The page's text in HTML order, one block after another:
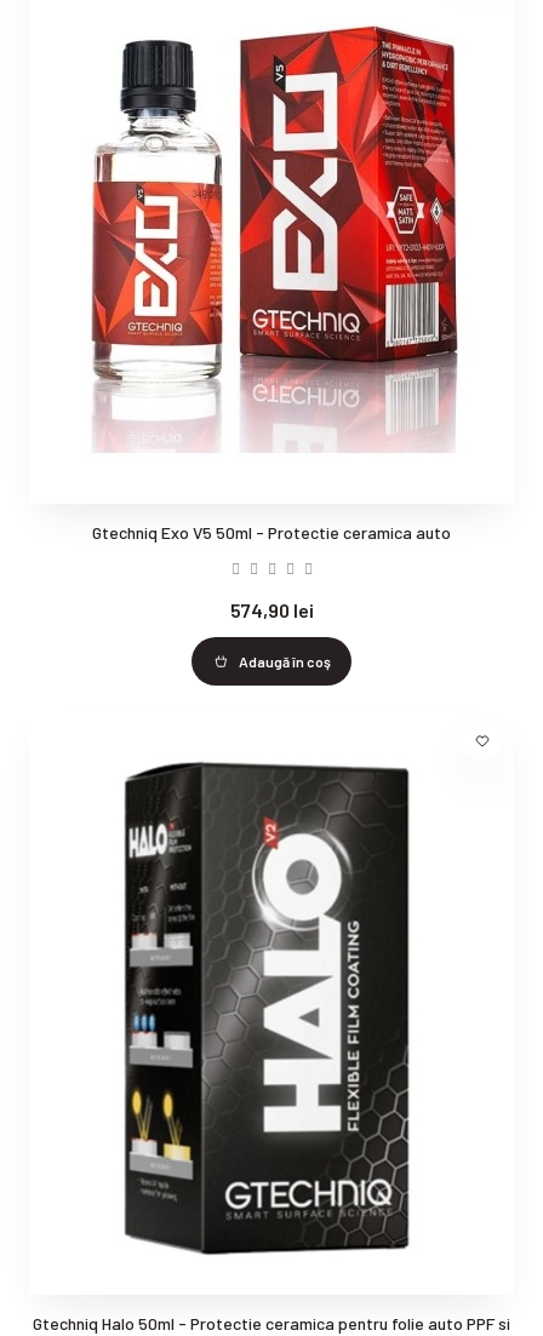
Gtechniq Exo V5 50ml - Protectie ceramica auto
574,90 lei
Adaugă în coş
Gtechniq Halo 50ml - Protectie ceramica pentru folie auto PPF si